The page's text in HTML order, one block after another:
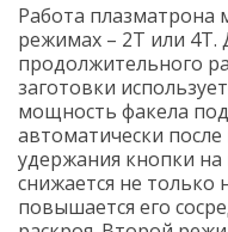
Работа плазматрона
режимах – 2Т или 4Т.
продолжительного
заготовки
мощность факела
автоматически
удержания кнопки
снижается не только
повышается его